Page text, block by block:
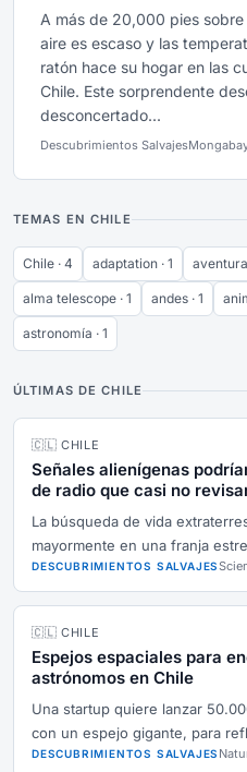
A más de 20,000 pies
aire es escaso y las
ratón hace su hogar en las
Chile. Este sorprendente
desconcertado...
Descubrimientos Salvajes
TEMAS EN CHILE
Chile · 4 adaptation · 1 aventura
alma telescope · 1 andes · 1
astronomía · 1
ÚLTIMAS DE CHILE
🇨🇱 CHILE
Señales alienígenas
de radio que casi no
La búsqueda de vida
mayormente en una franja
DESCUBRIMIENTOS SALVAJES
🇨🇱 CHILE
Espejos espaciales para
astrónomos en Chile
Una startup quiere lanzar
con un espejo gigante, para
DESCUBRIMIENTOS SALVAJES